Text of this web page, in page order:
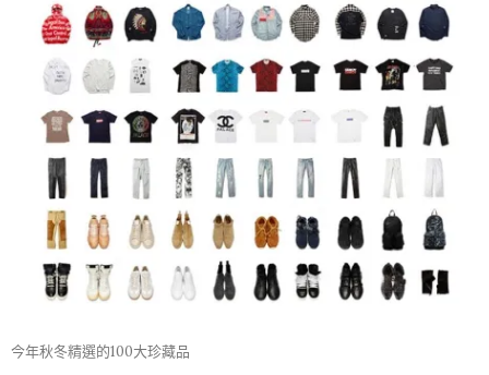
今年秋冬精選的100大珍藏品